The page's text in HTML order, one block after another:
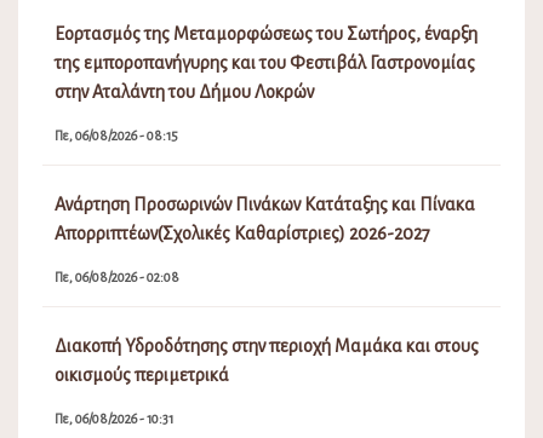
Εορτασμός της Μεταμορφώσεως του Σωτήρος, έναρξη
της εμποροπανήγυρης και του Φεστιβάλ Γαστρονομίας
στην Αταλάντη του Δήμου Λοκρών
Πε, 06/08/2026 - 08:15
Ανάρτηση Προσωρινών Πινάκων Κατάταξης και Πίνακα
Απορριπτέων(Σχολικές Καθαρίστριες) 2026-2027
Πε, 06/08/2026 - 02:08
Διακοπή Υδροδότησης στην περιοχή Μαμάκα και στους
οικισμούς περιμετρικά
Πε, 06/08/2026 - 10:31